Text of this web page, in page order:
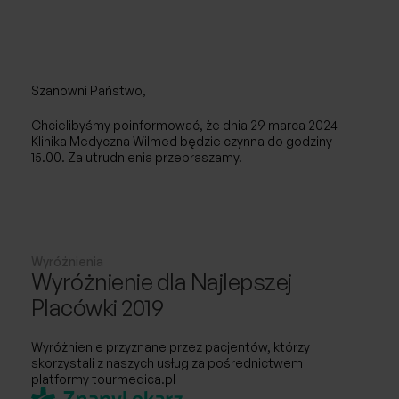
Ortopedia
Ginekologia estetyczna
USG
Szanowni Państwo,
Chcielibyśmy poinformować, że dnia 29 marca 2024
Klinika Medyczna Wilmed będzie czynna do godziny
15.00. Za utrudnienia przepraszamy.
Wyróżnienie dla Najlepszej
Placówki 2019
Wyróżnienie przyznane przez pacjentów, którzy
skorzystali z naszych usług za pośrednictwem
platformy tourmedica.pl